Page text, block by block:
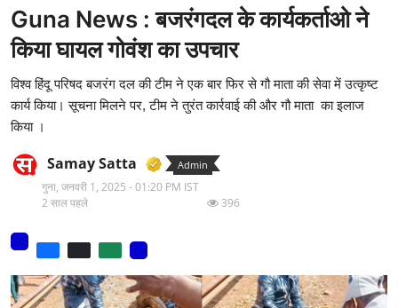
मनोरंजन
वीडियो
लाइफ स्टाइल
नौकरी
टिप्पणी - एक नया लेख
Guna News : बजरंगदल के कार्यकर्ताओ ने
किया घायल गोवंश का उपचार
विश्व हिंदू परिषद बजरंग दल की टीम ने एक बार फिर से गौ माता की सेवा में उत्कृष्ट
कार्य किया। सूचना मिलने पर, टीम ने तुरंत कार्रवाई की और गौ माता का इलाज
किया ।
Samay Satta Admin
गुना, जनवरी 1, 2025 - 01:20 PM IST
2 साल पहले
396